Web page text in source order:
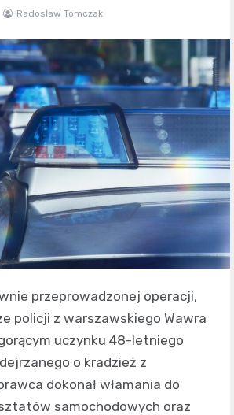
Radosław Tomczak
przeprowadzonej operacji,
policji z warszawskiego Wawra
uczynku 48-letniego
o kradzież z
dokonał włamania do
samochodowych oraz